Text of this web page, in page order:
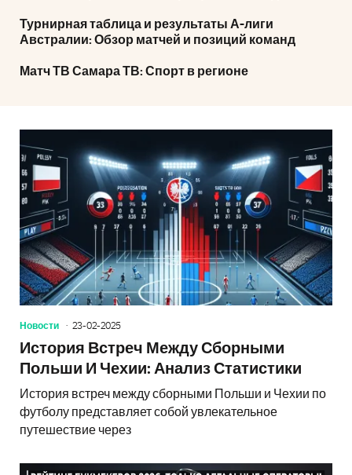
Турнирная таблица и результаты А-лиги
Австралии: Обзор матчей и позиций команд
Матч ТВ Самара ТВ: Спорт в регионе
Новости 23-02-2025
История Встреч Между Сборными
Польши И Чехии: Анализ Статистики
История встреч между сборными Польши и Чехии по
футболу представляет собой увлекательное
путешествие через